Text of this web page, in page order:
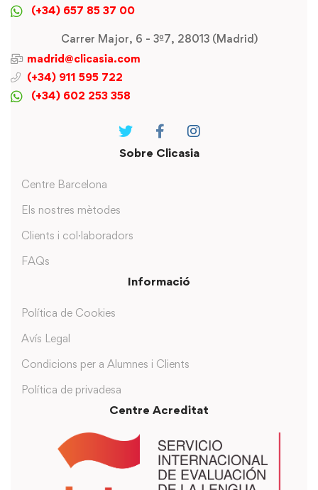
(+34) 657 85 37 00
Carrer Major, 6 - 3º7, 28013 (Madrid)
madrid@clicasia.com
(+34) 911 595 722
(+34) 602 253 358
Sobre Clicasia
Centre Barcelona
Els nostres mètodes
Clients i col·laboradors
FAQs
Informació
Política de Cookies
Avís Legal
Condicions per a Alumnes i Clients
Política de privadesa
Centre Acreditat